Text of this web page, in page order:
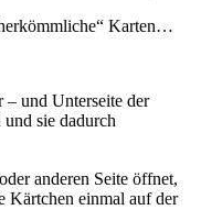
Karten…
und Unterseite der
sie dadurch
anderen Seite öffnet,
Kärtchen einmal auf der